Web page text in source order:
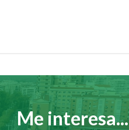
Me interesa...